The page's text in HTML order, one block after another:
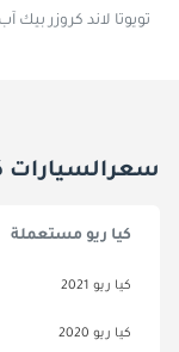
تويوتا لاند كروزر بيك آب
سعرالسيارات
كيا ريو مستعملة
كيا ريو 2021
كيا ريو 2020